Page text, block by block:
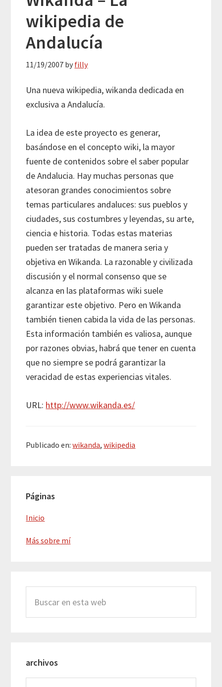
wikipedia de
Andalucía
11/19/2007 by filly
Una nueva wikipedia, wikanda dedicada en
exclusiva a Andalucía.
La idea de este proyecto es generar,
basándose en el concepto wiki, la mayor
fuente de contenidos sobre el saber popular
de Andalucia. Hay muchas personas que
atesoran grandes conocimientos sobre
temas particulares andaluces: sus pueblos y
ciudades, sus costumbres y leyendas, su arte,
ciencia e historia. Todas estas materias
pueden ser tratadas de manera seria y
objetiva en Wikanda. La razonable y civilizada
discusión y el normal consenso que se
alcanza en las plataformas wiki suele
garantizar este objetivo. Pero en Wikanda
también tienen cabida la vida de las personas.
Esta información también es valiosa, aunque
por razones obvias, habrá que tener en cuenta
que no siempre se podrá garantizar la
veracidad de estas experiencias vitales.
URL: http://www.wikanda.es/
Publicado en:wikanda,wikipedia
lateral
principal
Páginas
Inicio
Más sobre mí
esta
archivos